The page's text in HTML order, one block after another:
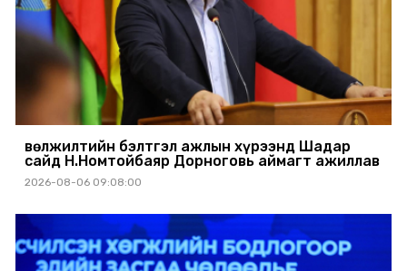
Өвөлжилтийн бэлтгэл ажлын хүрээнд Шадар
сайд Н.Номтойбаяр Дорноговь аймагт ажиллав
2026-08-06 09:08:00